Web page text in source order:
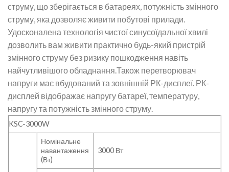
струму, що зберігається в батареях, потужність змінного
струму, яка дозволяє живити побутові прилади.
Удосконалена технологія чистої синусоїдальної хвилі
дозволить вам живити практично будь-який пристрій
змінного струму без ризику пошкодження навіть
найчутливішого обладнання.Також перетворювач
напруги має вбудований та зовнішній РК-дисплеї. РК-
дисплей відображає напругу батареї, температуру,
напругу та потужність змінного струму.
KSC-3000W
Номінальне
навантаження
(Вт)
3000 Вт